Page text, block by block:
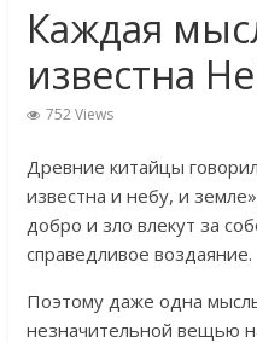
Каждая
известна
752 Views
Древние китайцы
известна и небу, и
добро и зло влекут за
справедливое воздаяние.
Поэтому даже одна
незначительной вещью